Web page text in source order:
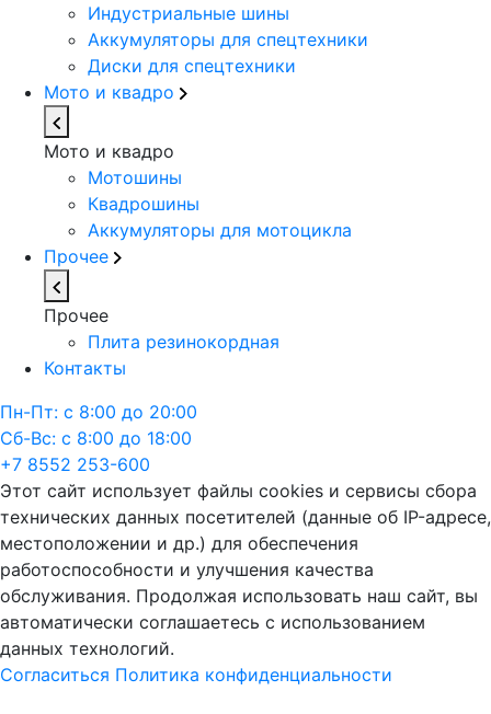
Индустриальные шины
Аккумуляторы для спецтехники
Диски для спецтехники
Мото и квадро
Мото и квадро
Мотошины
Квадрошины
Аккумуляторы для мотоцикла
Прочее
Прочее
Плита резинокордная
Контакты
Пн-Пт: с 8:00 до 20:00
Сб-Вс: с 8:00 до 18:00
+7 8552 253-600
Этот сайт использует файлы cookies и сервисы сбора
технических данных посетителей (данные об IP-адресе,
местоположении и др.) для обеспечения
работоспособности и улучшения качества
обслуживания. Продолжая использовать наш сайт, вы
автоматически соглашаетесь с использованием
данных технологий.
Согласиться Политика конфиденциальности